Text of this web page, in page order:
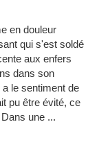
en douleur
qui s'est soldé
aux enfers
dans son
le sentiment de
pu être évité, ce
une ...